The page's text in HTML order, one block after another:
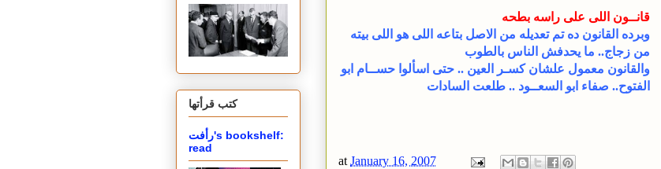
قانــون اللى على راسه بطحه
وبرده القانون ده تم تعديله من الاصل بتاعه اللى هو اللى بيته
من زجاج.. ما يحدفش الناس بالطوب
والقانون معمول علشان كسـر العين .. حتى اسألوا حســام ابو
الفتوح.. صفاء ابو السعــود .. طلعت السادات
at January 16, 2007
كتب قرأتها
رأفت's bookshelf:
read